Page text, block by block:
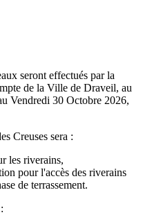
seront effectués par la
de la Ville de Draveil, au
Vendredi 30 Octobre 2026,
Creuses sera :
les riverains,
pour l'accès des riverains
de terrassement.